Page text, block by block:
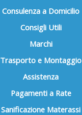
Consulenza a Domicilio
Consigli Utili
Marchi
Trasporto e Montaggio
Assistenza
Pagamenti a Rate
Sanificazione Materassi